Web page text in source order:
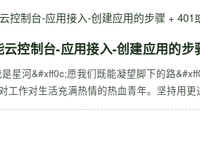
控制台-应用接入-创建应用的
星河&#xff0c;愿我们既能凝望脚下的路
工作对生活充满热情的热血青年。坚持用